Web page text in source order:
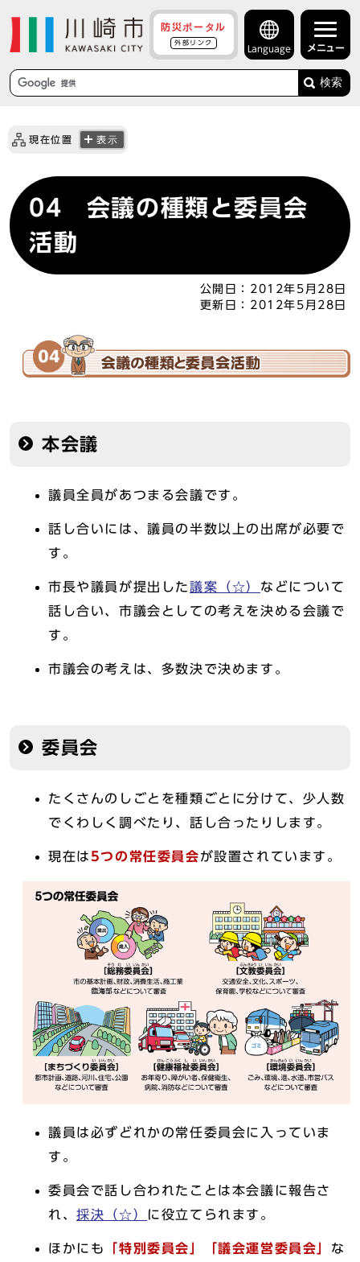
防災ポータル
外部リンク
Language メニュー
検索
現在位置 表示
04 会議の種類と委員会
活動
公開日： 2012年5月28日
更新日： 2012年5月28日
本会議
議員全員があつまる会議です。
話し合いには、議員の半数以上の出席が必要で
す。
市長や議員が提出した議案（☆） などについて
話し合い、市議会としての考えを決める会議で
す。
市議会の考えは、多数決で決めます。
委員会
たくさんのしごとを種類ごとに分けて、少人数
でくわしく調べたり、話し合ったりします。
現在は 5つの常任委員会が設置されています。
議員は必ずどれかの常任委員会に入っていま
す。
委員会で話し合われたことは本会議に報告さ
れ、採決（☆） に役立てられます。
ほかにも 「特別委員会」 「議会運営委員会」 な